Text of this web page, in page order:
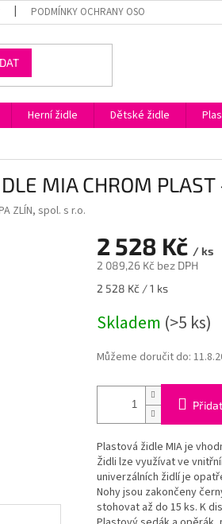
PODMÍNKY OCHRANY OSOBNÍCH ÚDAJŮ
Herní židle Dětské židle
MIA CHROM
ZLÍN, spol. s r.o.
2 528 Kč / ks
2 089,26 Kč bez DPH
Měrná
2 528 Kč / 1 ks
Skladem (>5 ks)
Můžeme doručit do:
Plastová židle MIA je
Židli lze využívat ve
univerzálních židlí je
Nohy jsou zakončeny
stohovat až do 15 ks. K